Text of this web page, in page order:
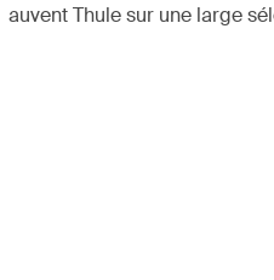
auvent Thule sur une large